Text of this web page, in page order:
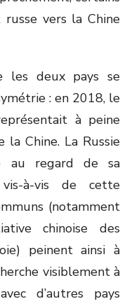
vers la Chine
les deux pays se
: en 2018, le
à peine
Chine. La Russie
au regard de sa
vis-à-vis de cette
(notamment
chinoise des
peinent ainsi à
visiblement à
d’autres pays